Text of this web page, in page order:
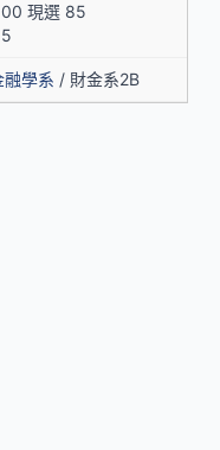
現選 85
融學系 / 財金系2B